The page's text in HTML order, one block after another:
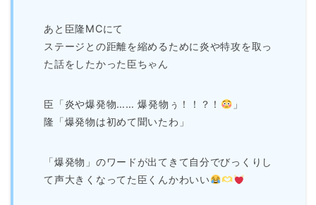
あと臣隆MCにて
ステージとの距離を縮めるために炎や特攻を取っ
た話をしたかった臣ちゃん
臣「炎や爆発物…… 爆発物ぅ！！？！
」
隆「爆発物は初めて聞いたわ」
「爆発物」のワードが出てきて自分でびっくりし
て声大きくなってた臣くんかわいい